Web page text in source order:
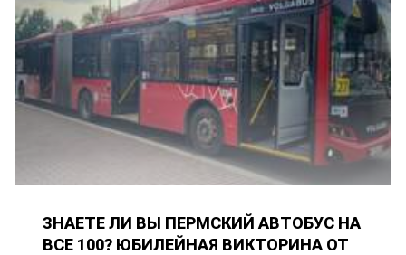
ЗНАЕТЕ ЛИ ВЫ ПЕРМСКИЙ АВТОБУС НА
ВСЕ 100? ЮБИЛЕЙНАЯ ВИКТОРИНА ОТ